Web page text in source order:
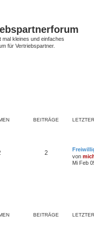
mal kleines und einfaches
für Vertriebspartner.
BEITRÄGE
2
von
Mi Feb
BEITRÄGE